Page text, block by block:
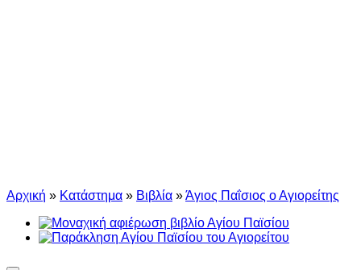
Αρχική » Κατάστημα » Βιβλία »Άγιος Παΐσιος ο Αγιορείτης